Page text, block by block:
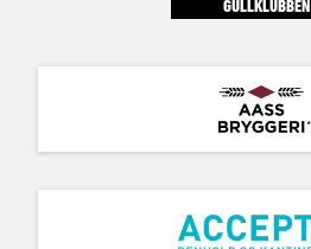
GULLKLUBBEN